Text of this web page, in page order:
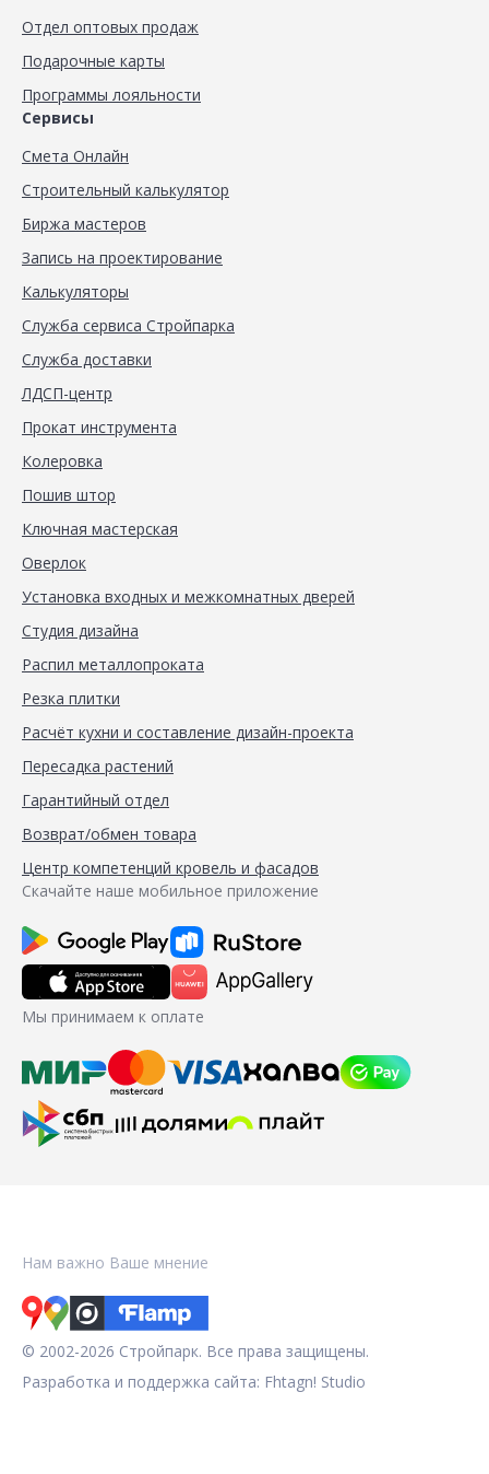
Отдел оптовых продаж
Подарочные карты
Программы лояльности
Сервисы
Смета Онлайн
Строительный калькулятор
Биржа мастеров
Запись на проектирование
Калькуляторы
Служба сервиса Стройпарка
Служба доставки
ЛДСП-центр
Прокат инструмента
Колеровка
Пошив штор
Ключная мастерская
Оверлок
Установка входных и межкомнатных дверей
Студия дизайна
Распил металлопроката
Резка плитки
Расчёт кухни и составление дизайн-проекта
Пересадка растений
Гарантийный отдел
Возврат/обмен товара
Центр компетенций кровель и фасадов
Скачайте наше мобильное приложение
Мы принимаем к оплате
Нам важно Ваше мнение
© 2002-2026 Стройпарк. Все права защищены.
Разработка и поддержка сайта: Fhtagn! Studio